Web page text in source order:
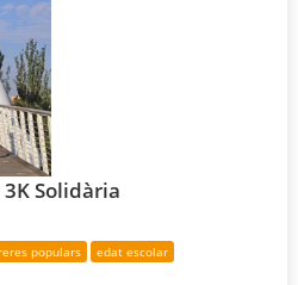
Solidària
populars
edat escolar